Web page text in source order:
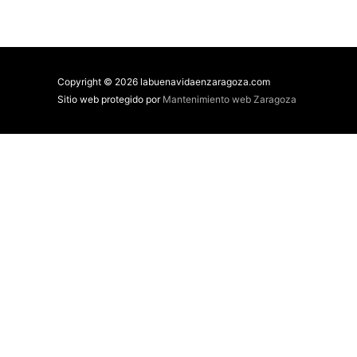
Copyright © 2026 labuenavidaenzaragoza.com
Sitio web protegido por Mantenimiento web Zaragoza